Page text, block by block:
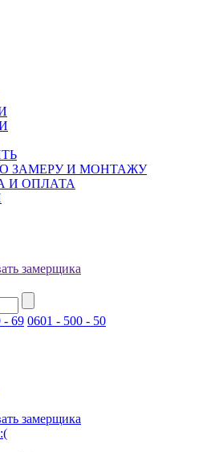
ЗАМЕРУ И МОНТАЖУ
И ОПЛАТА
замерщика
- 69 0601 - 500 - 50
замерщика